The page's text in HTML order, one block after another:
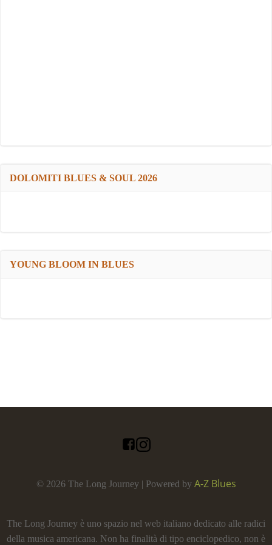
DOLOMITI BLUES & SOUL 2026
YOUNG BLOOM IN BLUES
© 2026 The Long Journey | Powered by A-Z Blues
The Long Journey è uno spazio nel web italiano dedicato alle radici
della musica americana. Non ha finalità di tipo enciclopedico, non è